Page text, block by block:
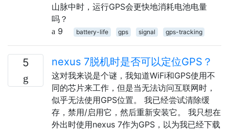
山脉中时，运行GPS会更快地消耗电池电量
吗？
9
battery-life gps signal gps-tracking
5 nexus 7脱机时是否可以定位GPS？
这对我来说是个谜，我知道WiFi和GPS使用不
同的芯片来工作，但是当无法访问互联网时，
似乎无法使用GPS位置。 我已经尝试清除缓
存，禁用/启用它，然后重新安装它。 我只想在
外出时使用nexus 7作为GPS，以为我已经下载